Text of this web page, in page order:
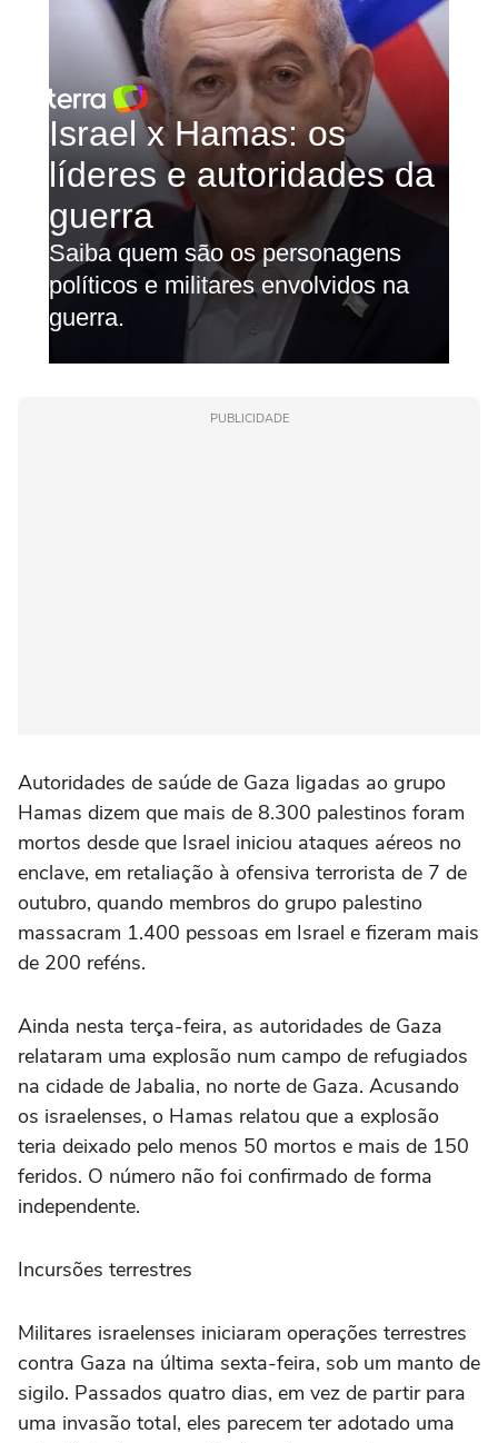
PUBLICIDADE
Autoridades de saúde de Gaza ligadas ao grupo
Hamas dizem que mais de 8.300 palestinos foram
mortos desde que Israel iniciou ataques aéreos no
enclave, em retaliação à ofensiva terrorista de 7 de
outubro, quando membros do grupo palestino
massacram 1.400 pessoas em Israel e fizeram mais
de 200 reféns.
Ainda nesta terça-feira, as autoridades de Gaza
relataram uma explosão num campo de refugiados
na cidade de Jabalia, no norte de Gaza. Acusando
os israelenses, o Hamas relatou que a explosão
teria deixado pelo menos 50 mortos e mais de 150
feridos. O número não foi confirmado de forma
independente.
Incursões terrestres
Militares israelenses iniciaram operações terrestres
contra Gaza na última sexta-feira, sob um manto de
sigilo. Passados quatro dias, em vez de partir para
uma invasão total, eles parecem ter adotado uma